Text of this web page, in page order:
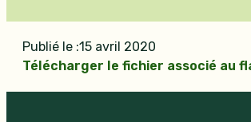
Publié le :15 avril 2020
Télécharger le fichier associé au